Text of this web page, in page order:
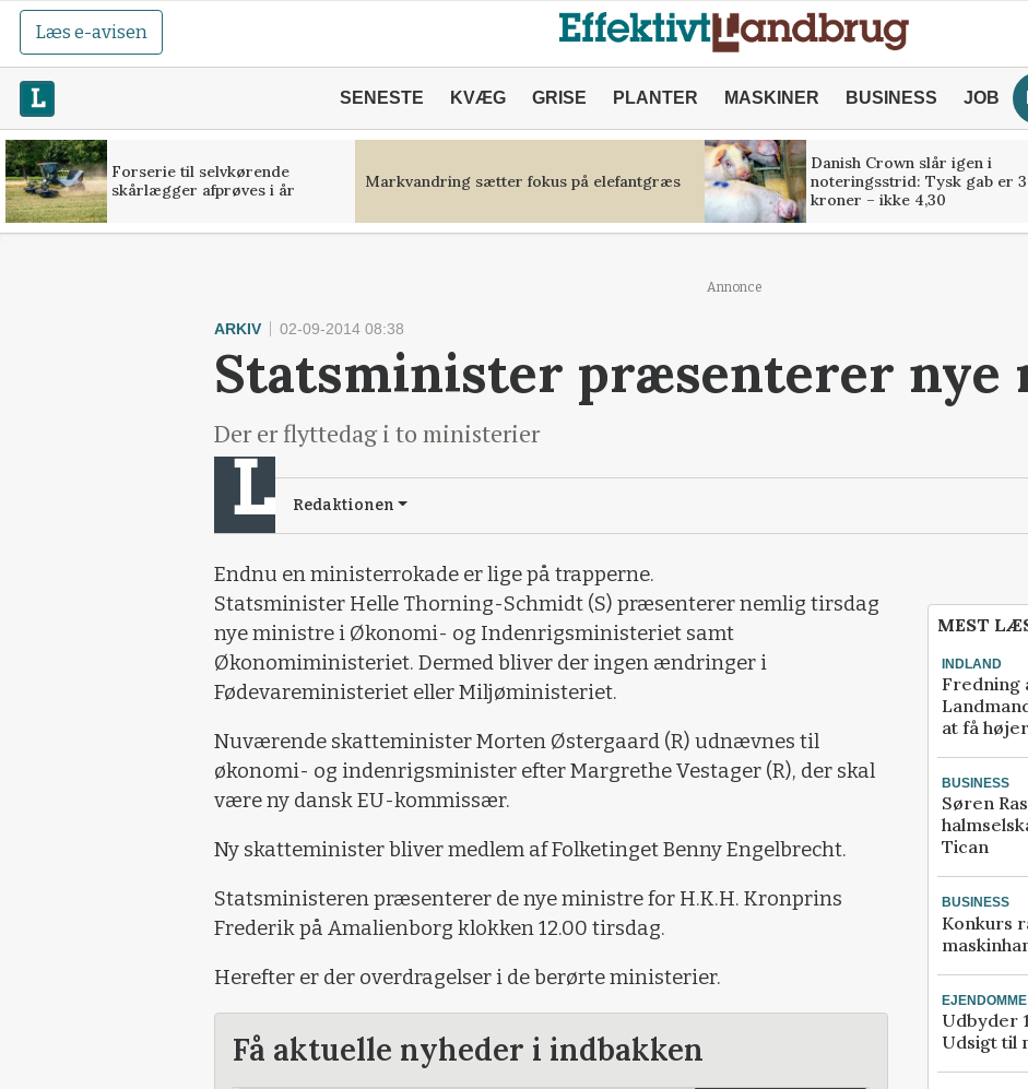
Læs e-avisen
SENESTE KVÆG GRISE PLANTER MASKINER BUSINESS JOB
Forserie til selvkørende
skårlægger afprøves i år
Markvandring sætter fokus på elefantgræs
Danish Crown slår igen i
noteringsstrid: Tysk gab er 3
kroner – ikke 4,30
Annonce
ARKIV 02-09-2014 08:38
Statsminister præsenterer nye
Der er flyttedag i to ministerier
Redaktionen
Endnu en ministerrokade er lige på trapperne.
Statsminister Helle Thorning-Schmidt (S) præsenterer nemlig tirsdag
nye ministre i Økonomi- og Indenrigsministeriet samt
Økonomiministeriet. Dermed bliver der ingen ændringer i
Fødevareministeriet eller Miljøministeriet.
Nuværende skatteminister Morten Østergaard (R) udnævnes til
økonomi- og indenrigsminister efter Margrethe Vestager (R), der skal
være ny dansk EU-kommissær.
Ny skatteminister bliver medlem af Folketinget Benny Engelbrecht.
Statsministeren præsenterer de nye ministre for H.K.H. Kronprins
Frederik på Amalienborg klokken 12.00 tirsdag.
Herefter er der overdragelser i de berørte ministerier.
Få aktuelle nyheder i indbakken
MEST
INDLAND
Fredning
at få
BUSINESS
Søren
Tican
BUSINESS
Konkurs
EJENDOMME
Udbyder
Udsigt til